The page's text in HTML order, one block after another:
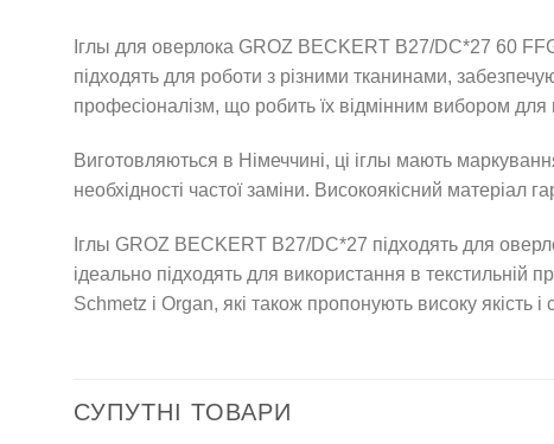
Іглы для оверлока GROZ BECKERT B27/DC*27 60
підходять для роботи з різними тканинами,
професіоналізм, що робить їх відмінним вибором
Виготовляються в Німеччині, ці іглы мають
необхідності частої заміни. Високоякісний матеріал
Іглы GROZ BECKERT B27/DC*27 підходять для
ідеально підходять для використання в текстильній
Schmetz і Organ, які також пропонують високу якість
СУПУТНІ ТОВАРИ